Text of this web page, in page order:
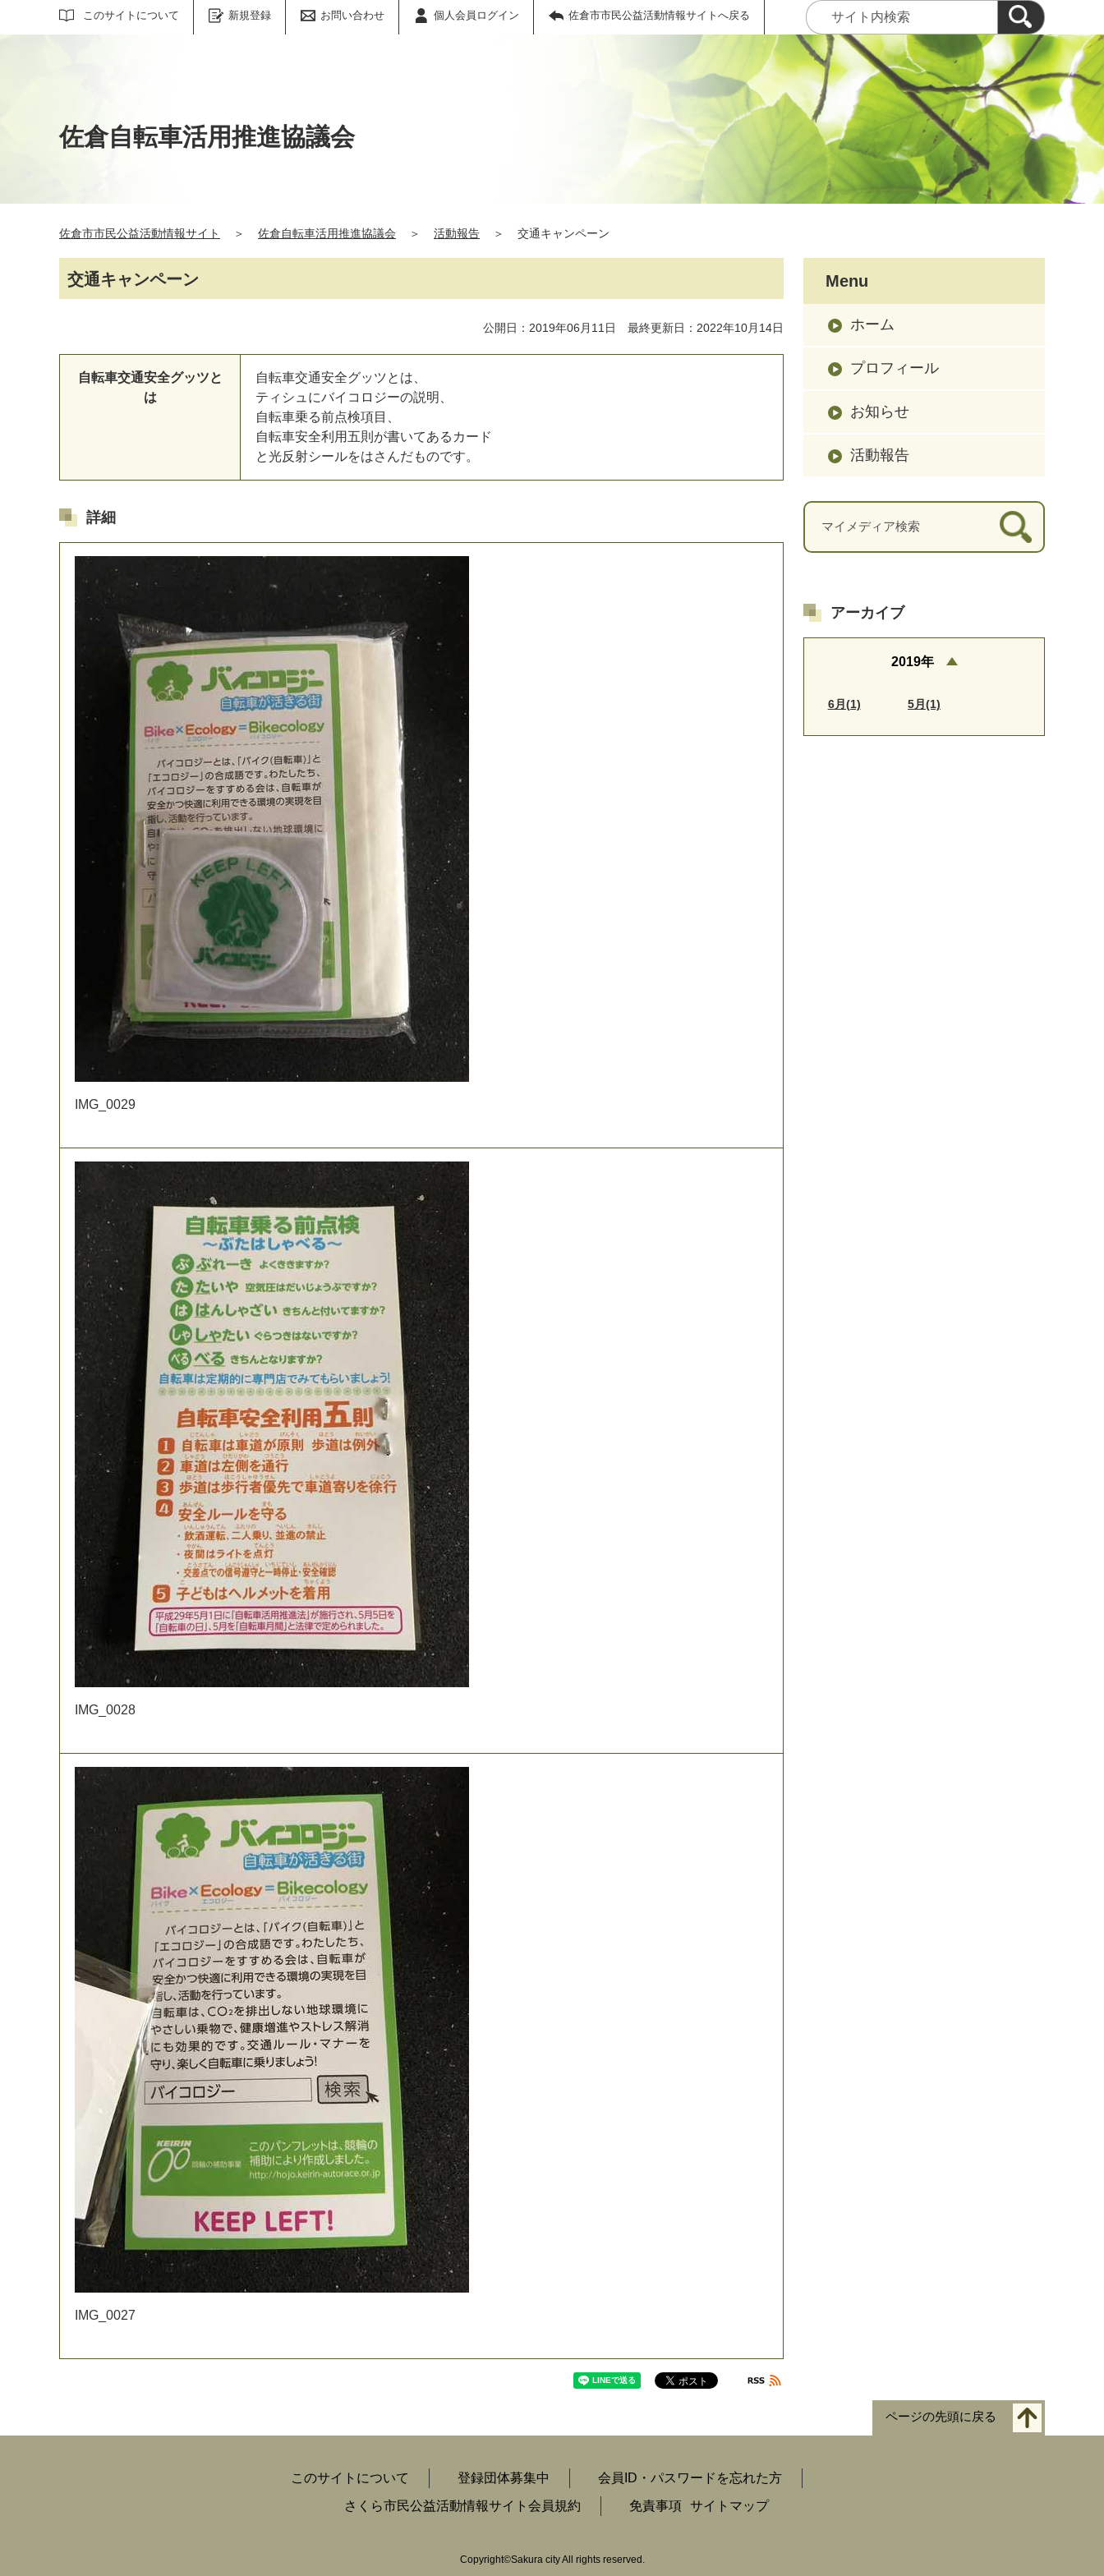
このサイトについて 新規登録 お問い合わせ 個人会員ログイン 佐倉市市民公益活動情報サイトへ戻る
サイト内検索
佐倉自転車活用推進協議会
佐倉市市民公益活動情報サイト ＞ 佐倉自転車活用推進協議会 ＞ 活動報告 ＞ 交通キャンペーン
交通キャンペーン
公開日：2019年06月11日 最終更新日：2022年10月14日
自転車交通安全グッツと
は
自転車交通安全グッツと は
テ ィ シ ュ にバイ コ ロ ジーの説明
自転車乗る前点検項目
自転車安全利 用 五則 が書いてある カー ド
と光反 射シールをはさ んだものです。
詳細
MG 0029
MG 0028
MG 0027
Menu
ホーム
プロフィール
お知らせ
活動報告
マイメディア検索
アーカイブ
2019年
6月(1) 5月(1)
ページの先頭に戻る
このサイトについて 登録団体募集中
会員ID・パスワードを忘れた方
さくら市民公益活動情報サイト会員規約
免責事項 サイトマップ
Copyright©Sakura city All rights reserved.